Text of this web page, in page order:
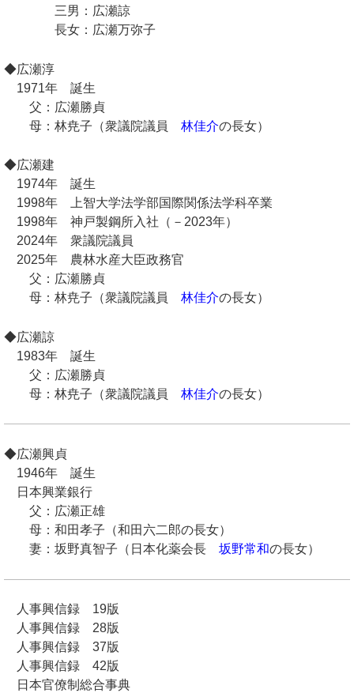
三男：広瀬諒
長女：広瀬万弥子
◆広瀬淳
1971年 誕生
父：広瀬勝貞
母：林尭子（衆議院議員 林佳介の長女）
◆広瀬建
1974年 誕生
1998年 上智大学法学部国際関係法学科卒業
1998年 神戸製鋼所入社（－2023年）
2024年 衆議院議員
2025年 農林水産大臣政務官
父：広瀬勝貞
母：林尭子（衆議院議員 林佳介の長女）
◆広瀬諒
1983年 誕生
父：広瀬勝貞
母：林尭子（衆議院議員 林佳介の長女）
◆広瀬興貞
1946年 誕生
日本興業銀行
父：広瀬正雄
母：和田孝子（和田六二郎の長女）
妻：坂野真智子（日本化薬会長 坂野常和の長女）
人事興信録 19版
人事興信録 28版
人事興信録 37版
人事興信録 42版
日本官僚制総合事典